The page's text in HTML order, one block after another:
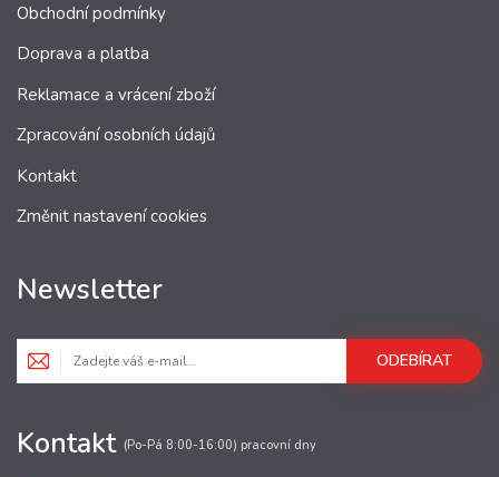
Obchodní podmínky
Doprava a platba
Reklamace a vrácení zboží
Zpracování osobních údajů
Kontakt
Změnit nastavení cookies
Newsletter
ODEBÍRAT
Kontakt (Po-Pá 8:00-16:00) pracovní dny